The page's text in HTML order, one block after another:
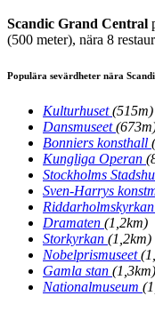
Scandic Grand Central
(500 meter), nära 8
Populära sevärdheter nära
Kulturhuset(515m)
Dansmuseet
Bonniers konsthall
Kungliga Operan
Stockholms
Sven-Harrys
Riddarholmskyrkan
Dramaten (1,2km)
Storkyrkan (1,2km)
Nobelprismuseet
Gamla stan (1,3km)
Nationalmuseum